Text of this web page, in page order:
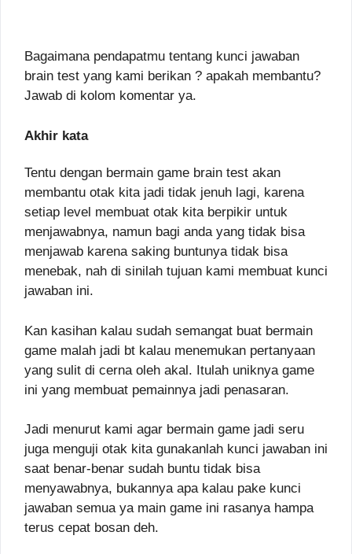
Bagaimana pendapatmu tentang kunci jawaban
brain test yang kami berikan ? apakah membantu?
Jawab di kolom komentar ya.
Akhir kata
Tentu dengan bermain game brain test akan
membantu otak kita jadi tidak jenuh lagi, karena
setiap level membuat otak kita berpikir untuk
menjawabnya, namun bagi anda yang tidak bisa
menjawab karena saking buntunya tidak bisa
menebak, nah di sinilah tujuan kami membuat kunci
jawaban ini.
Kan kasihan kalau sudah semangat buat bermain
game malah jadi bt kalau menemukan pertanyaan
yang sulit di cerna oleh akal. Itulah uniknya game
ini yang membuat pemainnya jadi penasaran.
Jadi menurut kami agar bermain game jadi seru
juga menguji otak kita gunakanlah kunci jawaban ini
saat benar-benar sudah buntu tidak bisa
menyawabnya, bukannya apa kalau pake kunci
jawaban semua ya main game ini rasanya hampa
terus cepat bosan deh.